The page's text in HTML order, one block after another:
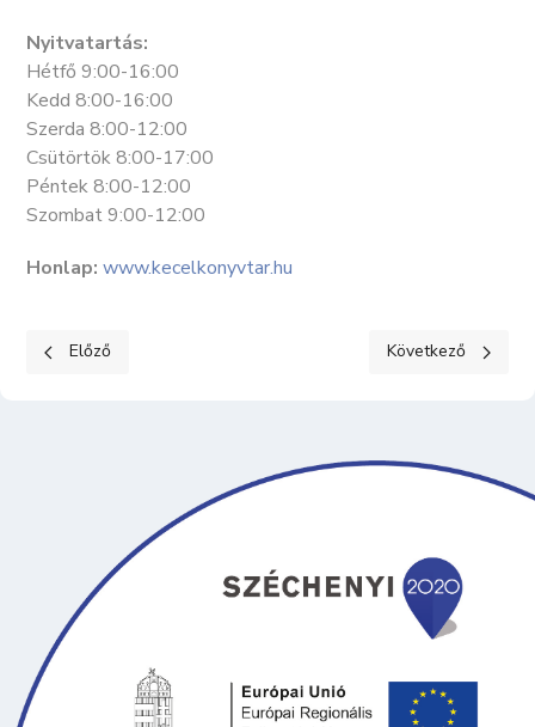
Nyitvatartás:
Hétfő 9:00-16:00
Kedd 8:00-16:00
Szerda 8:00-12:00
Csütörtök 8:00-17:00
Péntek 8:00-12:00
Szombat 9:00-12:00
Honlap: www.kecelkonyvtar.hu
Előző cikk: "CSENDES ŐSZ" IDŐSEK OTTHONA
Előző Következő cikk:
Következő